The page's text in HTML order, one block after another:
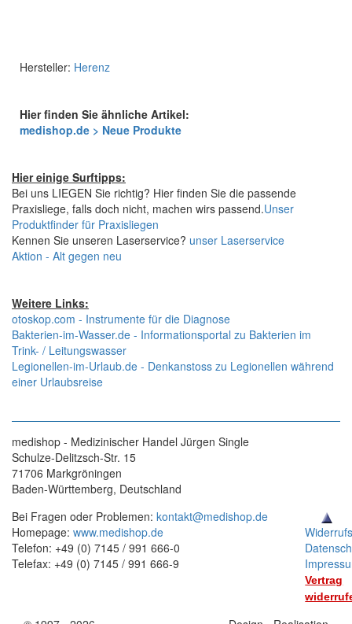
Hersteller: Herenz
Hier finden Sie ähnliche Artikel:
medishop.de > Neue Produkte
Hier einige Surftipps:
Bei uns LIEGEN Sie richtig? Hier finden Sie die passende
Praxisliege, falls doch nicht, machen wirs passend.Unser
Produktfinder für Praxisliegen
Kennen Sie unseren Laserservice? unser Laserservice
Aktion - Alt gegen neu
Weitere Links:
otoskop.com - Instrumente für die Diagnose
Bakterien-im-Wasser.de - Informationsportal zu Bakterien im
Trink- / Leitungswasser
Legionellen-im-Urlaub.de - Denkanstoss zu Legionellen während
einer Urlaubsreise
medishop - Medizinischer Handel Jürgen Single
Schulze-Delitzsch-Str. 15
71706 Markgröningen
Baden-Württemberg, Deutschland
Bei Fragen oder Problemen: kontakt@medishop.de
Homepage: www.medishop.de
Telefon: +49 (0) 7145 / 991 666-0
Telefax: +49 (0) 7145 / 991 666-9
Vertrag